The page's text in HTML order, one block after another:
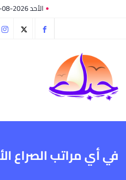
الأحد 2026-08-09
في أي مراتب الصراع